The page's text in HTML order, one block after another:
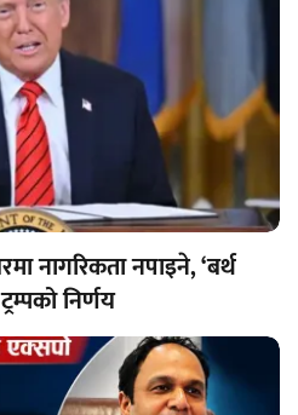
नागरिकता नपाइने, ‘बर्थ
निर्णय